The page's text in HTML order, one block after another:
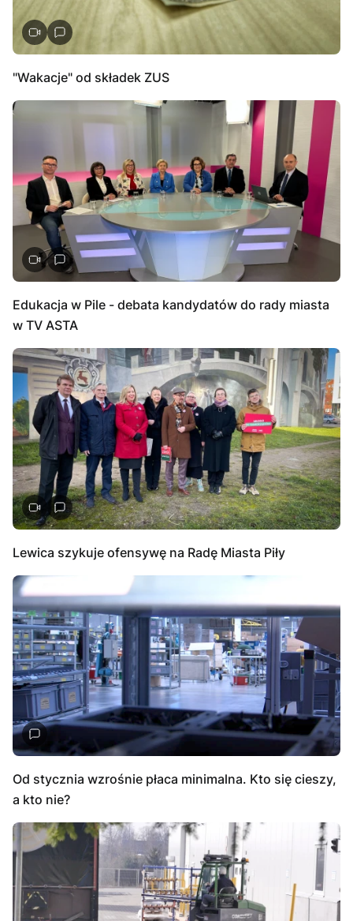
"Wakacje" od składek ZUS
Edukacja w Pile - debata kandydatów do rady miasta
w TV ASTA
Lewica szykuje ofensywę na Radę Miasta Piły
Od stycznia wzrośnie płaca minimalna. Kto się cieszy,
a kto nie?